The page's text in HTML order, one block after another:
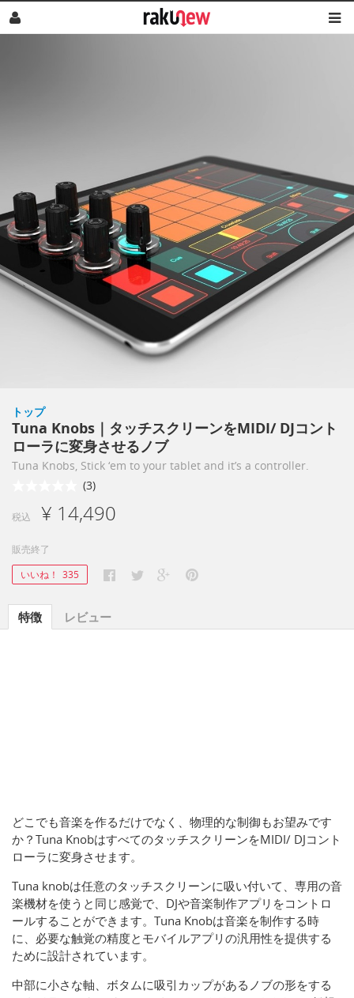
トップ
Tuna Knobs｜タッチスクリーンをMIDI/ DJコント
ローラに変身させるノブ
Tuna Knobs, Stick ‘em to your tablet and it’s a controller.
(3)
税込 ¥ 14,490
販売終了
いいね！ 335
特徴 レビュー
どこでも音楽を作るだけでなく、物理的な制御もお望みです
か？Tuna KnobはすべてのタッチスクリーンをMIDI/ DJコント
ローラに変身させます。
Tuna knobは任意のタッチスクリーンに吸い付いて、専用の音
楽機材を使うと同じ感覚で、DJや音楽制作アプリをコントロ
ールすることができます。Tuna Knobは音楽を制作する時
に、必要な触覚の精度とモバイルアプリの汎用性を提供する
ために設計されています。
中部に小さな軸、ボタムに吸引カップがあるノブの形をする